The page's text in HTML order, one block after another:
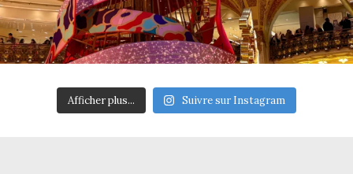
Afficher plus... Suivre sur Instagram